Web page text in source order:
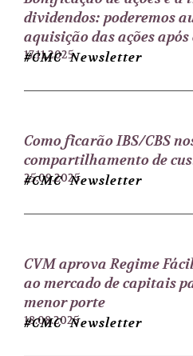
dividendos: poderemos
aquisição das ações após
17.11.2025
#CMC Newsletter
Como ficarão IBS/CBS
compartilhamento de
25.09.2025
#CMC Newsletter
CVM aprova Regime
ao mercado de capitais
menor porte
18.08.2025
#CMC Newsletter